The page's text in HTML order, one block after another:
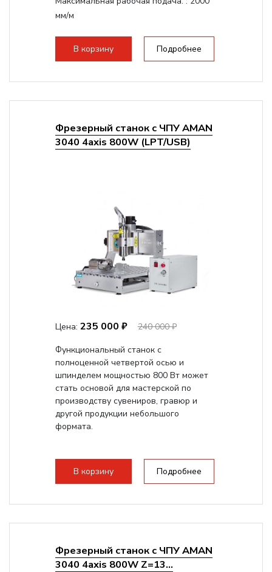
мм/м
стандартно:Т-слот
Цанговый патрон:ER11
В корзину Подробнее
Фрезерный станок с ЧПУ AMAN
3040 4axis 800W (LPT/USB)
Цена: 235 000 ₽
240 000 ₽
Функциональный станок с
полноценной четвертой осью и
шпинделем мощностью 800 Вт может
стать основой для мастерской по
производству сувениров, гравюр и
другой продукции небольшого
формата.
В корзину Подробнее
Фрезерный станок с ЧПУ AMAN
3040 4axis 800W Z=13...